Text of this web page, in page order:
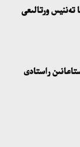
تەننيس ورتالىعى
راستادى